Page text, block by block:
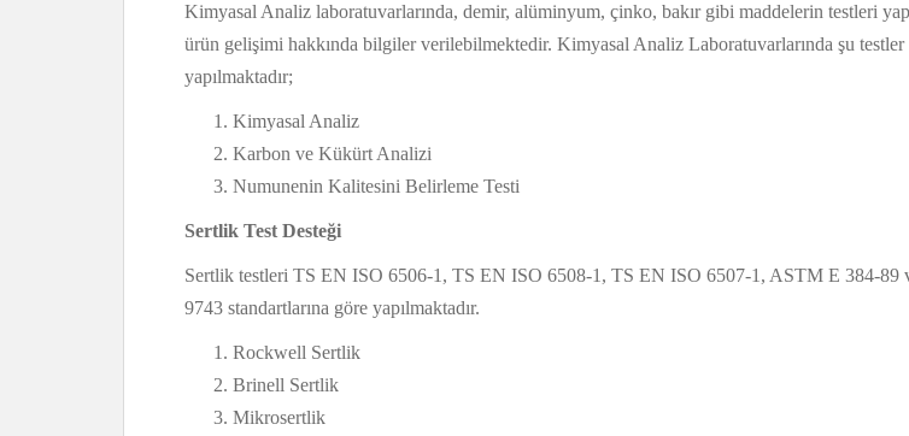
Kimyasal Analiz laboratuvarlarında, demir, alüminyum, çinko, bakır gibi maddelerin testleri
ürün gelişimi hakkında bilgiler verilebilmektedir. Kimyasal Analiz Laboratuvarlarında şu testler
yapılmaktadır;
Kimyasal Analiz
Karbon ve Kükürt Analizi
Numunenin Kalitesini Belirleme Testi
Sertlik Test Desteği
Sertlik testleri TS EN ISO 6506-1, TS EN ISO 6508-1, TS EN ISO 6507-1, ASTM E 384-89
9743 standartlarına göre yapılmaktadır.
Rockwell Sertlik
Brinell Sertlik
Mikrosertlik